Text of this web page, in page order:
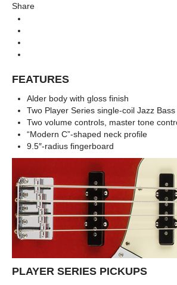
Body
3 Tone Sunburst Pau Ferro
Share
FEATURES
Alder body with gloss finish
Two Player Series single-coil Jazz
Two volume controls, master tone
“Modern C”-shaped neck profile
9.5″-radius fingerboard
PLAYER SERIES PICKUPS